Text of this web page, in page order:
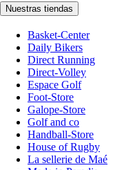
Nuestras tiendas
Basket-Center
Daily Bikers
Direct Running
Direct-Volley
Espace Golf
Foot-Store
Galope-Store
Golf and co
Handball-Store
House of Rugby
La sellerie de Maé